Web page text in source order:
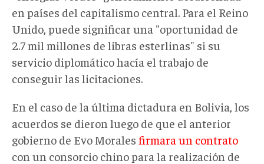
en países del capitalismo central. Para el Reino
Unido, puede significar una "oportunidad de
2.7 mil millones de libras esterlinas" si su
servicio diplomático hacía el trabajo de
conseguir las licitaciones.
En el caso de la última dictadura en Bolivia, los
acuerdos se dieron luego de que el anterior
gobierno de Evo Morales firmara un contrato
con un consorcio chino para la realización de